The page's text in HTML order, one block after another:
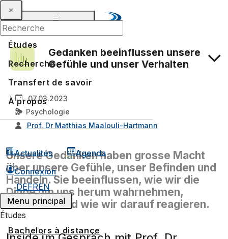
Études
Recherche
Transfert de savoir
À propos
Actualités
Agenda
Connexion
DEFREN
Menu principal
Études
Bachelors à distance
Gedanken beeinflussen unsere
Gefühle und unser Verhalten
07.03.2023
Psychologie
Prof. Dr Matthias Maalouli-Hartmann
Unsere Gedanken haben grosse Macht
über unsere Gefühle, unser Befinden und
Handeln. Sie beeinflussen, wie wir die
Dinge um uns herum wahrnehmen,
bewerten und wie wir darauf reagieren.